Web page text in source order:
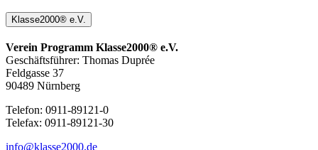
Klasse2000® e.V.
Verein Programm Klasse2000® e.V.
Geschäftsführer: Thomas Duprée
Feldgasse 37
90489 Nürnberg
Telefon: 0911-89121-0
Telefax: 0911-89121-30
info@klasse2000.de